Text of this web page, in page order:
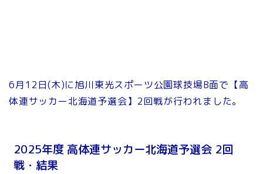
6月12日(木)に旭川東光スポーツ公園球技場B面で【高
体連サッカー北海道予選会】2回戦が行われました。
2025年度 高体連サッカー北海道予選会 2回
戦・結果